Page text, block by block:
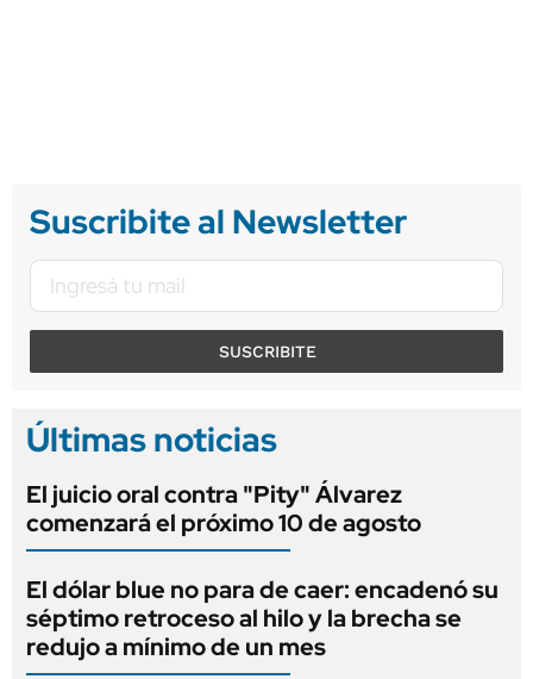
Suscribite al Newsletter
SUSCRIBITE
Últimas noticias
El juicio oral contra "Pity" Álvarez
comenzará el próximo 10 de agosto
El dólar blue no para de caer: encadenó su
séptimo retroceso al hilo y la brecha se
redujo a mínimo de un mes